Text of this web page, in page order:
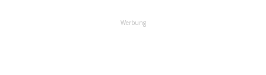
Werbung